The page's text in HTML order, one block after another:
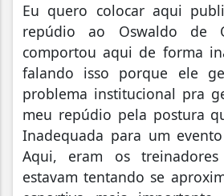
Eu quero colocar aqui
repúdio ao Oswaldo de
comportou aqui de forma
falando isso porque ele
problema institucional pra
meu repúdio pela postura
Inadequada para um
Aqui, eram os
estavam tentando se